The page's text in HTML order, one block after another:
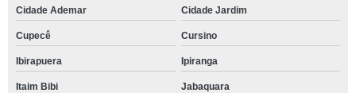
Cidade Ademar Cidade Jardim
Cupecê Cursino
Ibirapuera Ipiranga
Itaim Bibi Jabaquara